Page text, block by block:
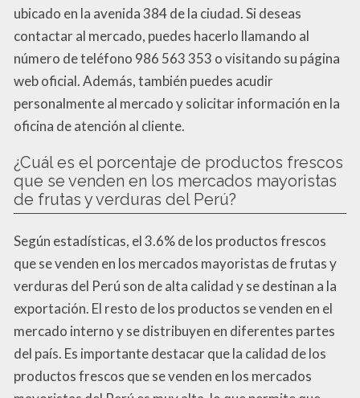
ubicado en la avenida 384 de la ciudad. Si deseas
contactar al mercado, puedes hacerlo llamando al
número de teléfono 986 563 353 o visitando su página
web oficial. Además, también puedes acudir
personalmente al mercado y solicitar información en la
oficina de atención al cliente.
¿Cuál es el porcentaje de productos frescos
que se venden en los mercados mayoristas
de frutas y verduras del Perú?
Según estadísticas, el 3.6% de los productos frescos
que se venden en los mercados mayoristas de frutas y
verduras del Perú son de alta calidad y se destinan a la
exportación. El resto de los productos se venden en el
mercado interno y se distribuyen en diferentes partes
del país. Es importante destacar que la calidad de los
productos frescos que se venden en los mercados